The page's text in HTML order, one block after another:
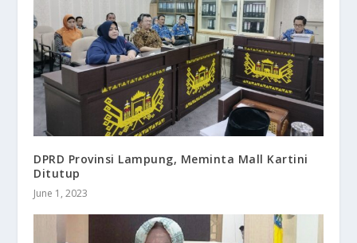
DPRD Provinsi Lampung, Meminta Mall Kartini
Ditutup
June 1, 2023